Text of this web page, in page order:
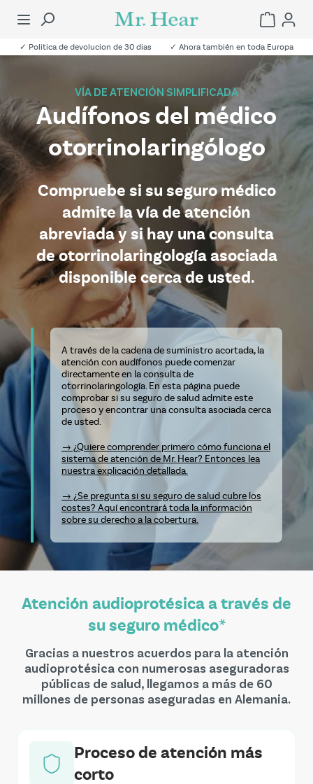
✓ Politica de devolucion de 30 dias ✓ Ahora también en toda Europa
VÍA DE ATENCIÓN SIMPLIFICADA
Audífonos del médico
otorrinolaringólogo
Compruebe si su seguro médico
admite la vía de atención
abreviada y si hay una consulta
de otorrinolaringología asociada
disponible cerca de usted.
A través de la cadena de suministro acortada, la
atención con audífonos puede comenzar
directamente en la consulta de
otorrinolaringología. En esta página puede
comprobar si su seguro de salud admite este
proceso y encontrar una consulta asociada cerca
de usted.
→ ¿Quiere comprender primero cómo funciona el
sistema de atención de Mr. Hear? Entonces lea
nuestra explicación detallada.
→ ¿Se pregunta si su seguro de salud cubre los
costes? Aquí encontrará toda la información
sobre su derecho a la cobertura.
Atención audioprotésica a través de
su seguro médico*
Gracias a nuestros acuerdos para la atención
audioprotésica con numerosas aseguradoras
públicas de salud, llegamos a más de 60
millones de personas aseguradas en Alemania.
Proceso de atención más
corto